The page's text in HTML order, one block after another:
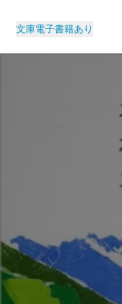
文庫電子書籍あり